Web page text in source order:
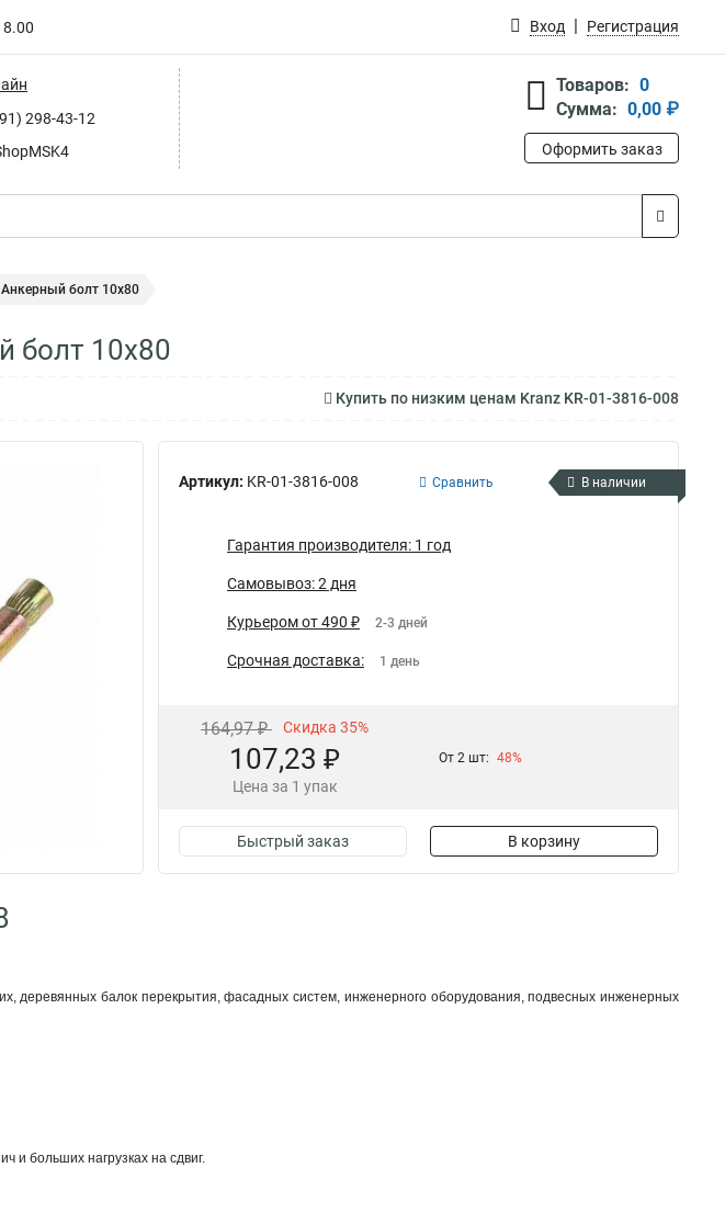
Вход Регистрация
298-43-12
Товаров: 0
Сумма: 0,00 ₽
Оформить заказ
болт 10х80
болт 10х80
Купить по низким ценам Kranz KR-01-3816-008
Артикул: KR-01-3816-008 Сравнить В наличии
Гарантия производителя: 1 год
Самовывоз: 2 дня
Курьером от 490 ₽ 2-3 дней
Срочная доставка: 1 день
164,97 ₽ Скидка 35%
107,23 ₽
Цена за 1 упак
От 2 шт: 48%
Быстрый заказ В корзину
деревянных балок перекрытия, фасадных систем, инженерного оборудования, подвесных инженерных
и больших нагрузках на сдвиг.